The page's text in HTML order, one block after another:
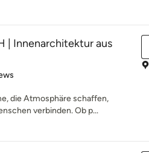
| Innenarchitektur aus
die Atmosphäre schaffen,
verbinden. Ob p...